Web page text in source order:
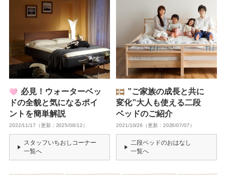
必見！ウォーターベッ
ドの全貌と気になるポイ
ントを簡単解説
2022/11/17（更新：2025/08/12）
スタッフいちおしコーナー
一覧へ
”ご家族の成長と共に
変化”大人も使える二段
ベッドのご紹介
2021/10/26（更新：2026/07/07）
二段ベッドのおはなし
一覧へ